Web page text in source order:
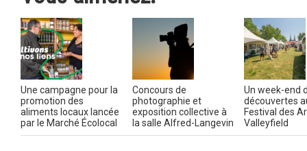
Une campagne pour la
promotion des
aliments locaux lancée
par le Marché Écolocal
Concours de
photographie et
exposition collective à
la salle Alfred-Langevin
Un week-end
découvertes
Festival des
Valleyfield